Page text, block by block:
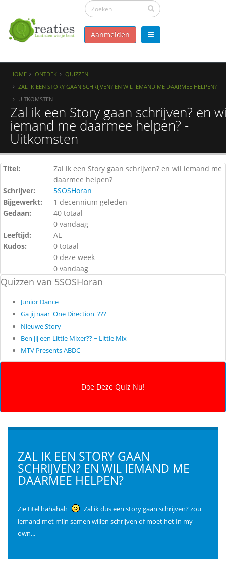
Aanmelden
HOME ONTDEK
QUIZZEN
ZAL IK EEN STORY GAAN SCHRIJVEN? EN WIL IEMAND ME DAARMEE HELPEN?
UITKOMSTEN
Zal ik een Story gaan schrijven? en
iemand me daarmee helpen? -
Uitkomsten
Titel:
Zal ik een Story gaan schrijven? en wil iemand me
daarmee helpen?
Schrijver:
5SOSHoran
Bijgewerkt:
1 decennium geleden
Gedaan:
40 totaal
0 vandaag
Leeftijd:
AL
Kudos:
0 totaal
0 deze week
0 vandaag
Quizzen van 5SOSHoran
Junior Dance
Ga jij naar 'One Direction' ???
Nieuwe Story
Ben jij een Little Mixer?? ~ Little Mix
MTV Presents ABDC
ZAL IK EEN STORY GAAN
SCHRIJVEN? EN WIL IEMAND ME
DAARMEE HELPEN?
Zie titel hahahah
Zal ik dus een story gaan schrijven? zou
iemand met mijn samen willen schrijven of moet het In my
own...